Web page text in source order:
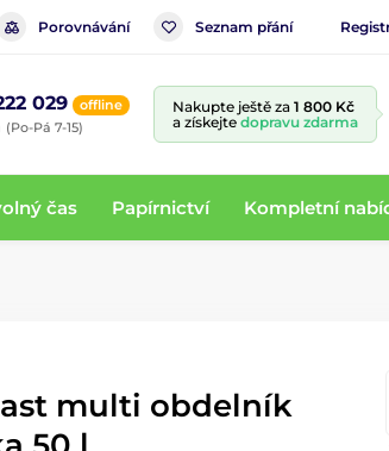
Porovnávání Seznam přání
029 offline
(Po-Pá 7-15)
Nakupte ještě za 1 800 Kč
a získejte dopravu zdarma
čas Papírnictví Kompletní
multi obdelník